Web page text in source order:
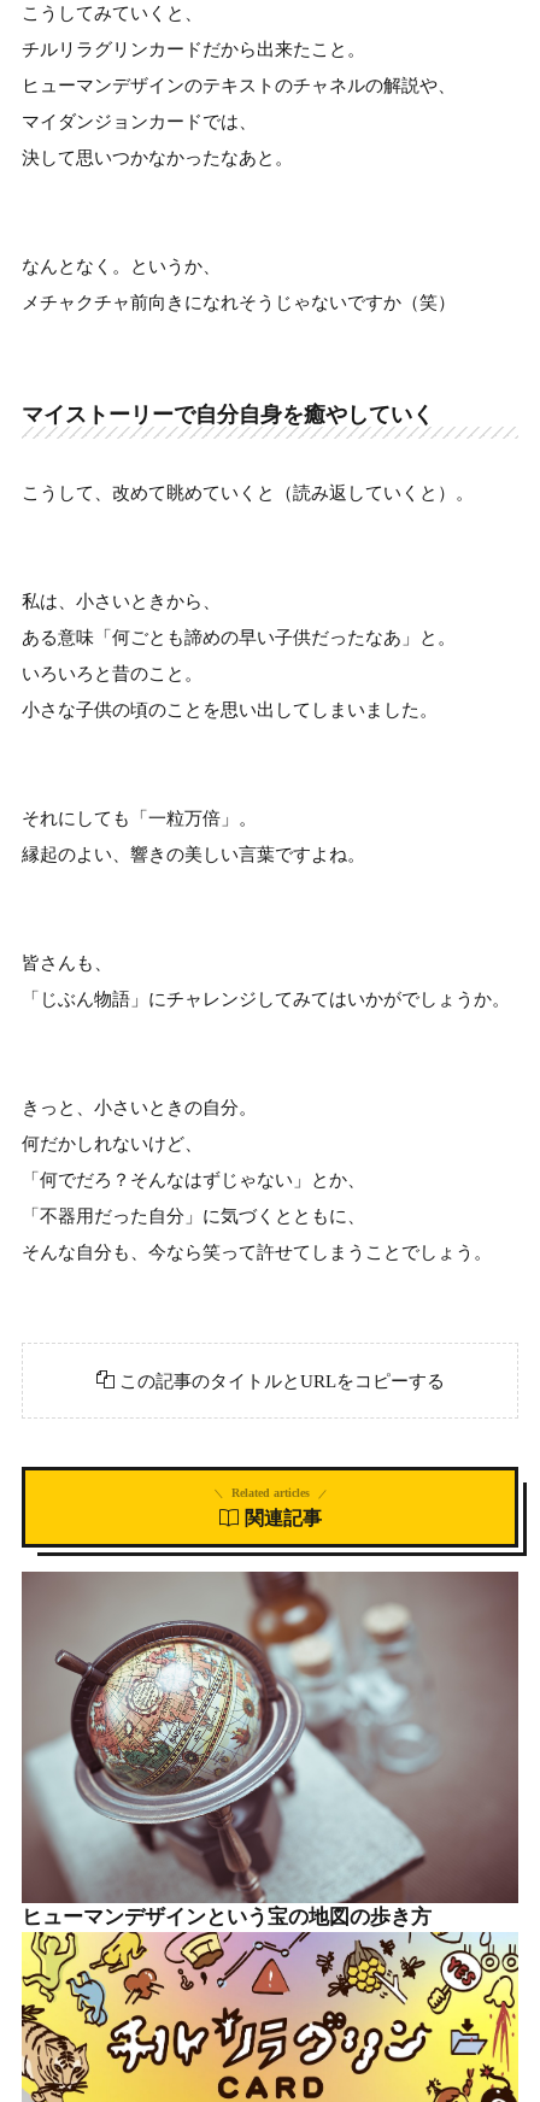
こうしてみていくと、
チルリラグリンカードだから出来たこと。
ヒューマンデザインのテキストのチャネルの解説や、
マイダンジョンカードでは、
決して思いつかなかったなあと。
なんとなく。というか、
メチャクチャ前向きになれそうじゃないですか（笑）
マイストーリーで自分自身を癒やしていく
こうして、改めて眺めていくと（読み返していくと）。
私は、小さいときから、
ある意味「何ごとも諦めの早い子供だったなあ」と。
いろいろと昔のこと。
小さな子供の頃のことを思い出してしまいました。
それにしても「一粒万倍」。
縁起のよい、響きの美しい言葉ですよね。
皆さんも、
「じぶん物語」にチャレンジしてみてはいかがでしょうか。
きっと、小さいときの自分。
何だかしれないけど、
「何でだろ？そんなはずじゃない」とか、
「不器用だった自分」に気づくとともに、
そんな自分も、今なら笑って許せてしまうことでしょう。
この記事のタイトルとURLをコピーする
関連記事
Related articles
ヒューマンデザインという宝の地図の歩き方